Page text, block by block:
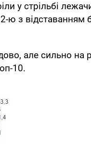
у стрільбі
ю з відставанням
але сильно на
10.